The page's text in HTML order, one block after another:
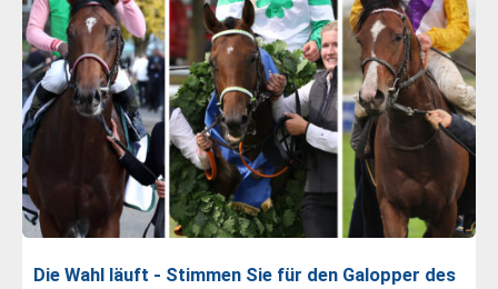
Die Wahl läuft - Stimmen Sie für den Galopper des